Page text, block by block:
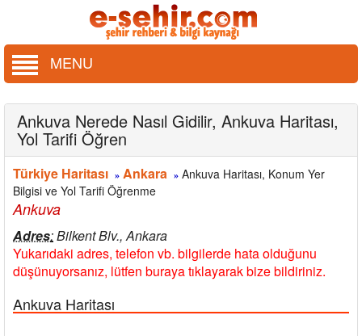
MENU
Ankuva Nerede Nasıl Gidilir, Ankuva Haritası,
Yol Tarifi Öğren
Türkiye Haritası » Ankara » Ankuva Haritası, Konum Yer
Bilgisi ve Yol Tarifi Öğrenme
Ankuva
Adres:Bilkent Blv., Ankara
Yukarıdaki adres, telefon vb. bilgilerde hata olduğunu
düşünuyorsanız, lütfen buraya tıklayarak bize bildiriniz.
Ankuva Haritası